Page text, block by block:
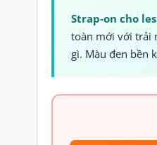
Strap-on cho
toàn mới với trải
gì. Màu đen bền